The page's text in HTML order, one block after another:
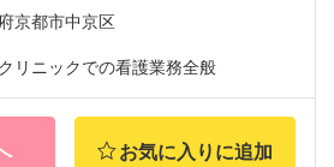
京都市中京区
リニックでの看護業務全般
お気に入りに追加